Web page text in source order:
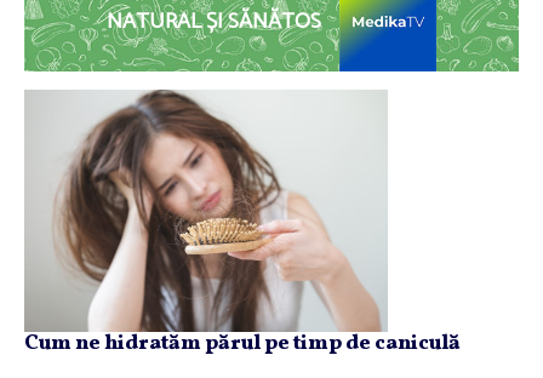
NATURAL ȘI SĂNĂTOS
Cum ne hidratăm părul pe timp de caniculă